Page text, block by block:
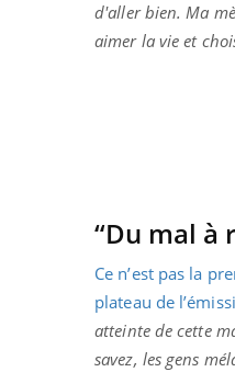
d'aller bien. Ma
aimer la vie et
“Du mal à
Ce n’est pas la
plateau de
atteinte de cette
savez, les gens